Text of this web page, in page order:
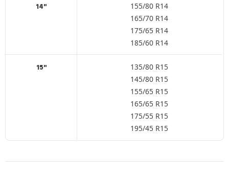
14"
155/80 R14
165/70 R14
175/65 R14
185/60 R14
15"
135/80 R15
145/80 R15
155/65 R15
165/65 R15
175/55 R15
195/45 R15